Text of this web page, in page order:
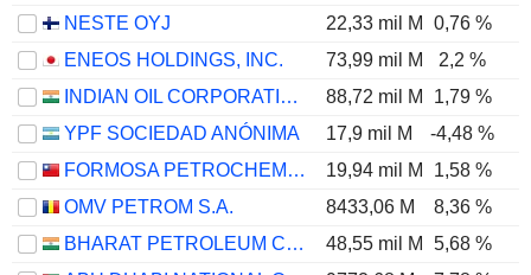
NESTE OYJ
22,33 mil M 0,76 %
ENEOS HOLDINGS, INC.
73,99 mil M 2,2 %
INDIAN OIL CORPORATION LIMITED
88,72 mil M 1,79 %
YPF SOCIEDAD ANÓNIMA
17,9 mil M -4,48 %
FORMOSA PETROCHEMICAL CORPORATION
19,94 mil M 1,58 %
OMV PETROM S.A.
8433,06 M 8,36 %
BHARAT PETROLEUM CORPORATION LIMITED
48,55 mil M 5,68 %